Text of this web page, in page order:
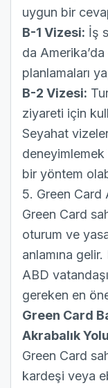
uygun bir
B-1 Vizesi: İş
da
planlamaları
B-2 Vizesi:
ziyareti için
Seyahat
deneyimlemek
bir yöntem
5. Green Card
Green Card
oturum ve
anlamına
ABD
gereken en
Green Card
Akrabalık
Green Card
kardeşi veya